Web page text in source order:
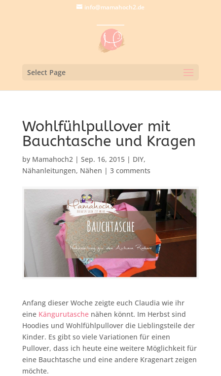
info@mamahoch2.de
Select Page
Wohlfühlpullover mit
Bauchtasche und Kragen
by Mamahoch2| Sep. 16, 2015| DIY,
Nähanleitungen, Nähen | 3 comments
Anfang dieser Woche zeigte euch Claudia wie ihr
eine Kängurutaschenähen könnt. Im Herbst sind
Hoodies und Wohlfühlpullover die Lieblingsteile der
Kinder. Es gibt so viele Variationen für einen
Pullover, dass ich heute eine weitere Möglichkeit für
eine Bauchtasche und eine andere Kragenart zeigen
möchte.